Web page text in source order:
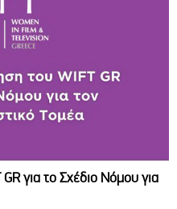
για το Σχέδιο Νόμου για